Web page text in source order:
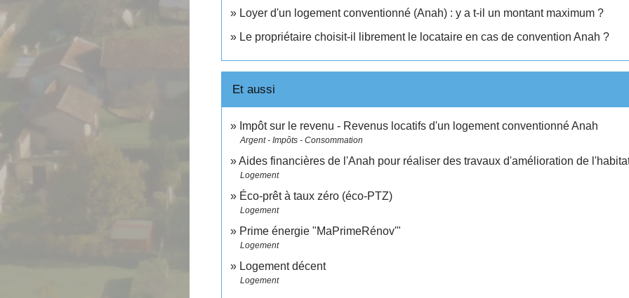
Loyer d'un logement conventionné (Anah) : y a t-il un montant maximum ?
Le propriétaire choisit-il librement le locataire en cas de convention Anah ?
Et aussi
Impôt sur le revenu - Revenus locatifs d'un logement conventionné Anah
Argent - Impôts - Consommation
Aides financières de l'Anah pour réaliser des travaux d'amélioration de
Logement
Éco-prêt à taux zéro (éco-PTZ)
Logement
Prime énergie "MaPrimeRénov'"
Logement
Logement décent
Logement